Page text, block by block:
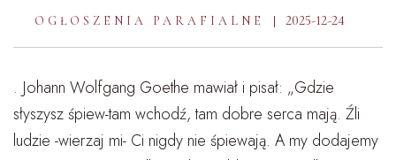
OGŁOSZENIA PARAFIALNE 2025-12-24
. Johann Wolfgang Goethe mawiał i pisał: „Gdzie
słyszysz śpiew-tam wchodź, tam dobre serca mają. Źli
ludzie -wierzaj mi- Ci nigdy nie śpiewają. A my dodajemy